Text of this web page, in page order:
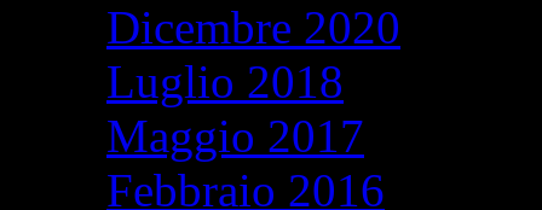
Dicembre 2020
Luglio 2018
Maggio 2017
Febbraio 2016